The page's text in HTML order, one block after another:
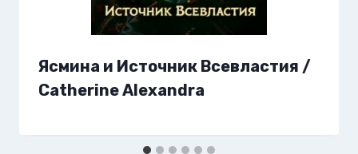
Ясмина и Источник Всевластия /
Catherine Alexandra